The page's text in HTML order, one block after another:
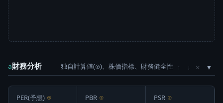
a財務分析 独自計算値(⊙)、株価指標、財務健全性 ↑ ↓ ×
PER(予想) ⊙ PBR ⊙ PSR ⊙